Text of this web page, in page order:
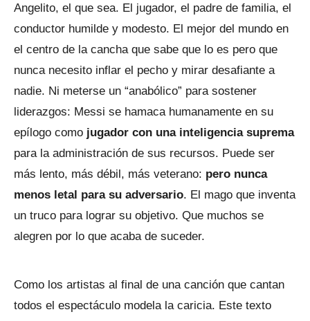
Angelito, el que sea. El jugador, el padre de familia, el
conductor humilde y modesto. El mejor del mundo en
el centro de la cancha que sabe que lo es pero que
nunca necesito inflar el pecho y mirar desafiante a
nadie. Ni meterse un “anabólico” para sostener
liderazgos: Messi se hamaca humanamente en su
epílogo como jugador con una inteligencia suprema
para la administración de sus recursos. Puede ser
más lento, más débil, más veterano: pero nunca
menos letal para su adversario. El mago que inventa
un truco para lograr su objetivo. Que muchos se
alegren por lo que acaba de suceder.
Como los artistas al final de una canción que cantan
todos el espectáculo modela la caricia. Este texto